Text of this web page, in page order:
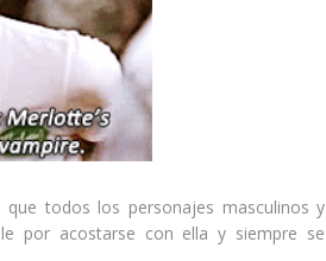
todos los personajes masculinos y
por acostarse con ella y siempre se